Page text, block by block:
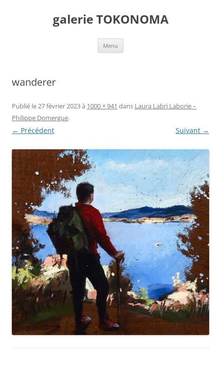
galerie TOKONOMA
Menu
wanderer
Publié le27 février 2023à 1000 × 941 dans Laura Labri Laborie –
Philippe Domergue.
← Précédent Suivant →